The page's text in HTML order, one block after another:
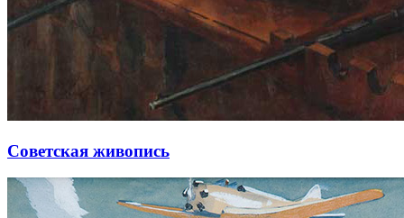
Советская живопись